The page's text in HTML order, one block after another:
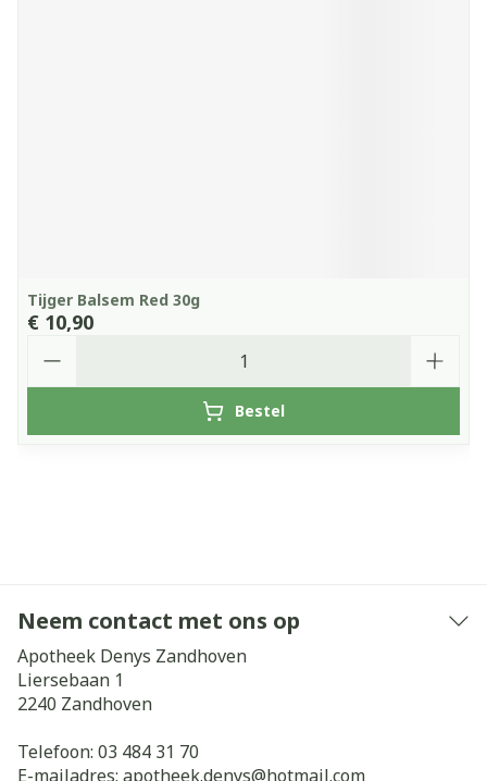
Tijger Balsem Red 30g
€ 10,90
Bestel
Neem contact met ons op
Apotheek Denys Zandhoven
Liersebaan 1
2240 Zandhoven
Telefoon: 03 484 31 70
E-mailadres: apotheek.denys@hotmail.com